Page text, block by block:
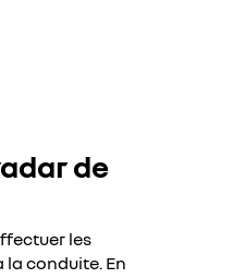
de
les
conduite. En